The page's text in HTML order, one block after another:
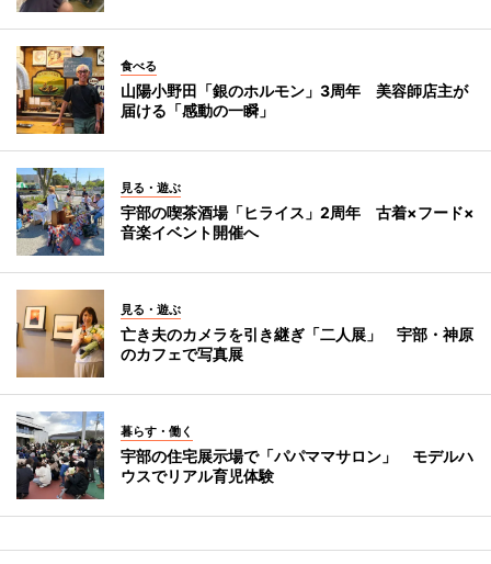
食べる
山陽小野田「銀のホルモン」3周年 美容師店主が
届ける「感動の一瞬」
見る・遊ぶ
宇部の喫茶酒場「ヒライス」2周年 古着×フード×
音楽イベント開催へ
見る・遊ぶ
亡き夫のカメラを引き継ぎ「二人展」 宇部・神原
のカフェで写真展
暮らす・働く
宇部の住宅展示場で「パパママサロン」 モデルハ
ウスでリアル育児体験